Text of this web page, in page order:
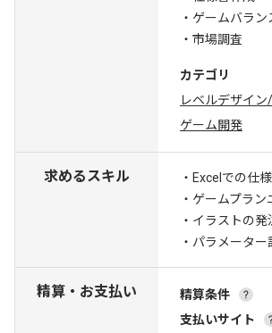
・ゲームバラン
・市場調査
カテゴリ
レベルデザイ
ゲーム開発
求めるスキル
・Excelでの仕
・ゲームプラ
・イラストの
・パラメータ
精算・お支払い 精算条件
支払いサイト